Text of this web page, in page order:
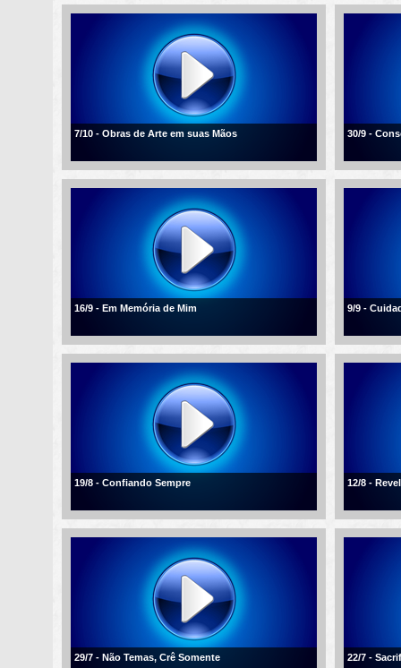
7/10 - Obras de Arte em suas Mãos 30/9 -
16/9 - Em Memória de Mim 9/9 -
19/8 - Confiando Sempre 12/8 -
29/7 - Não Temas, Crê Somente 22/7 -